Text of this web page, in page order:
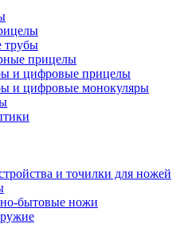
трубы
прицелы
и цифровые прицелы
и цифровые монокуляры
и точилки для ножей
бытовые ножи